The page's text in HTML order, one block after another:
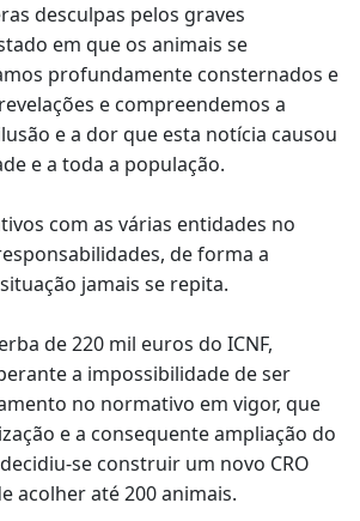
desculpas pelos graves
em que os animais se
profundamente consternados e
e compreendemos a
e a dor que esta notícia causou
e a toda a população.
com as várias entidades no
de forma a
jamais se repita.
de 220 mil euros do ICNF,
a impossibilidade de ser
no normativo em vigor, que
e a consequente ampliação do
se construir um novo CRO
acolher até 200 animais.